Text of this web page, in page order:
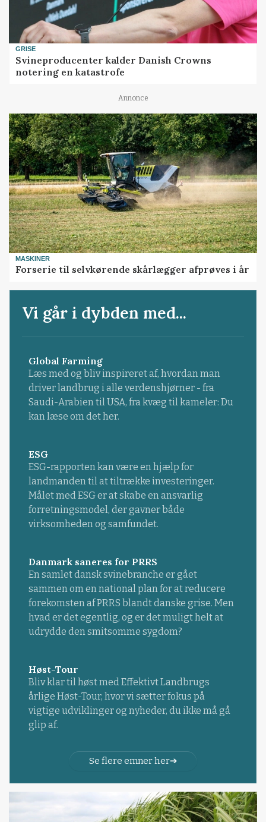
GRISE
Svineproducenter kalder Danish Crowns
notering en katastrofe
Annonce
MASKINER
Forserie til selvkørende skårlægger afprøves i år
Vi går i dybden med...
Global Farming
Læs med og bliv inspireret af, hvordan man
driver landbrug i alle verdenshjørner - fra
Saudi-Arabien til USA, fra kvæg til kameler: Du
kan læse om det her.
ESG
ESG-rapporten kan være en hjælp for
landmanden til at tiltrække investeringer.
Målet med ESG er at skabe en ansvarlig
forretningsmodel, der gavner både
virksomheden og samfundet.
Danmark saneres for PRRS
En samlet dansk svinebranche er gået
sammen om en national plan for at reducere
forekomsten af PRRS blandt danske grise. Men
hvad er det egentlig, og er det muligt helt at
udrydde den smitsomme sygdom?
Høst-Tour
Bliv klar til høst med Effektivt Landbrugs
årlige Høst-Tour, hvor vi sætter fokus på
vigtige udviklinger og nyheder, du ikke må gå
glip af.
Se flere emner her